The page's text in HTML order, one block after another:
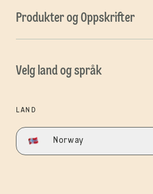
Produkter og Oppskrifter
Velg land og språk
LAND
Norway